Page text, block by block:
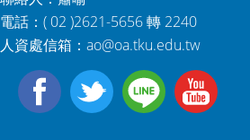
電話：( 02 )2621-5656 轉 2240
人資處信箱： ao@oa.tku.edu.tw